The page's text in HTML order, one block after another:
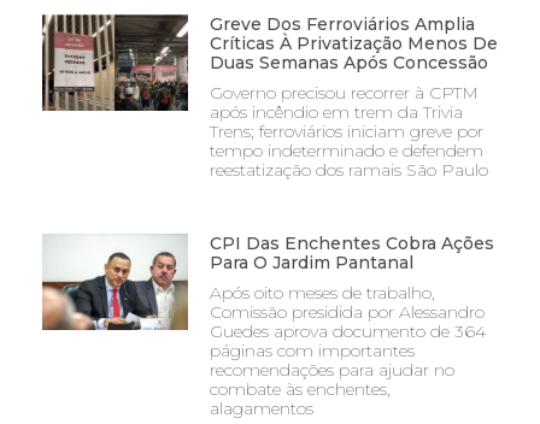
Greve Dos Ferroviários Amplia
Críticas À Privatização Menos De
Duas Semanas Após Concessão
Governo precisou recorrer à CPTM
após incêndio em trem da Trivia
Trens; ferroviários iniciam greve por
tempo indeterminado e defendem
reestatização dos ramais São Paulo
CPI Das Enchentes Cobra Ações
Para O Jardim Pantanal
Após oito meses de trabalho,
Comissão presidida por Alessandro
Guedes aprova documento de 364
páginas com importantes
recomendações para ajudar no
combate às enchentes,
alagamentos